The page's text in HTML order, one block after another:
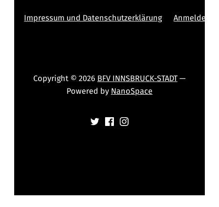
Impressum und Datenschutzerklärung Anmelden
Copyright © 2026 BFV INNSBRUCK-STADT—
Powered by NanoSpace